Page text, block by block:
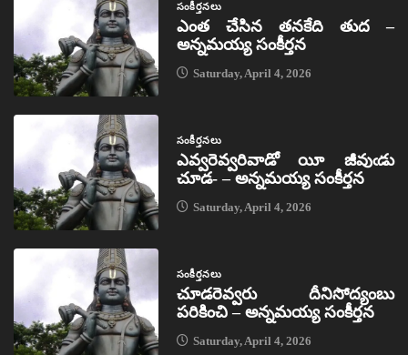
సంకీర్తనలు
ఎంత చేసిన తనకేది తుద –
అన్నమయ్య సంకీర్తన
Saturday, April 4, 2026
సంకీర్తనలు
ఎవ్వరెవ్వరివాడో యీ జీవుఁడు
చూడ- – అన్నమయ్య సంకీర్తన
Saturday, April 4, 2026
సంకీర్తనలు
చూడరెవ్వరు దీనిసోద్యంబు
పరికించి – అన్నమయ్య సంకీర్తన
Saturday, April 4, 2026